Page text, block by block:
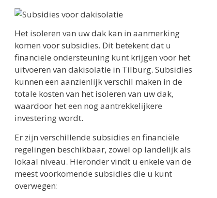
Het isoleren van uw dak kan in aanmerking
komen voor subsidies. Dit betekent dat u
financiële ondersteuning kunt krijgen voor het
uitvoeren van dakisolatie in Tilburg. Subsidies
kunnen een aanzienlijk verschil maken in de
totale kosten van het isoleren van uw dak,
waardoor het een nog aantrekkelijkere
investering wordt.
Er zijn verschillende subsidies en financiële
regelingen beschikbaar, zowel op landelijk als
lokaal niveau. Hieronder vindt u enkele van de
meest voorkomende subsidies die u kunt
overwegen: